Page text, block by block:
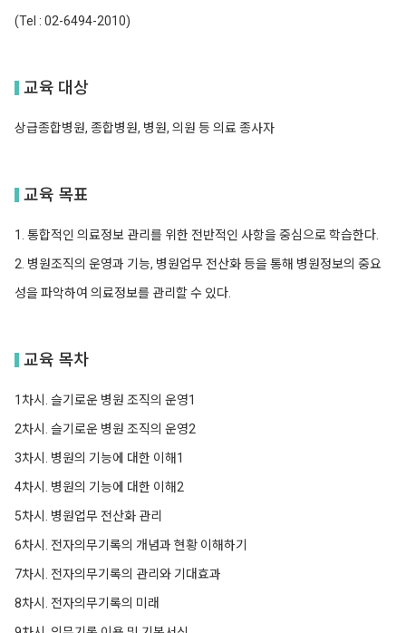
(Tel : 02-6494-2010)
교육 대상
상급종합병원, 종합병원, 병원, 의원 등 의료 종사자
교육 목표
1. 통합적인 의료정보 관리를 위한 전반적인 사항을 중심으로 학습한다.
2. 병원조직의 운영과 기능, 병원업무 전산화 등을 통해 병원정보의 중요
성을 파악하여 의료정보를 관리할 수 있다.
교육 목차
1차시. 슬기로운 병원 조직의 운영1
2차시. 슬기로운 병원 조직의 운영2
3차시. 병원의 기능에 대한 이해1
4차시. 병원의 기능에 대한 이해2
5차시. 병원업무 전산화 관리
6차시. 전자의무기록의 개념과 현황 이해하기
7차시. 전자의무기록의 관리와 기대효과
8차시. 전자의무기록의 미래